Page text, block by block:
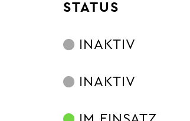
STATUS
INAKTIV
INAKTIV